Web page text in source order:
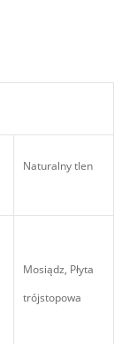
Naturalny tlen
Mosiądz, Płyta
trójstopowa